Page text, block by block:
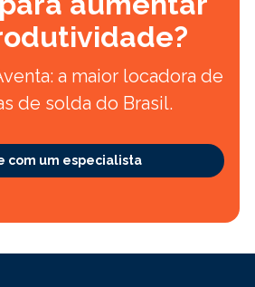
a maior locadora de
de solda do Brasil.
com um especialista